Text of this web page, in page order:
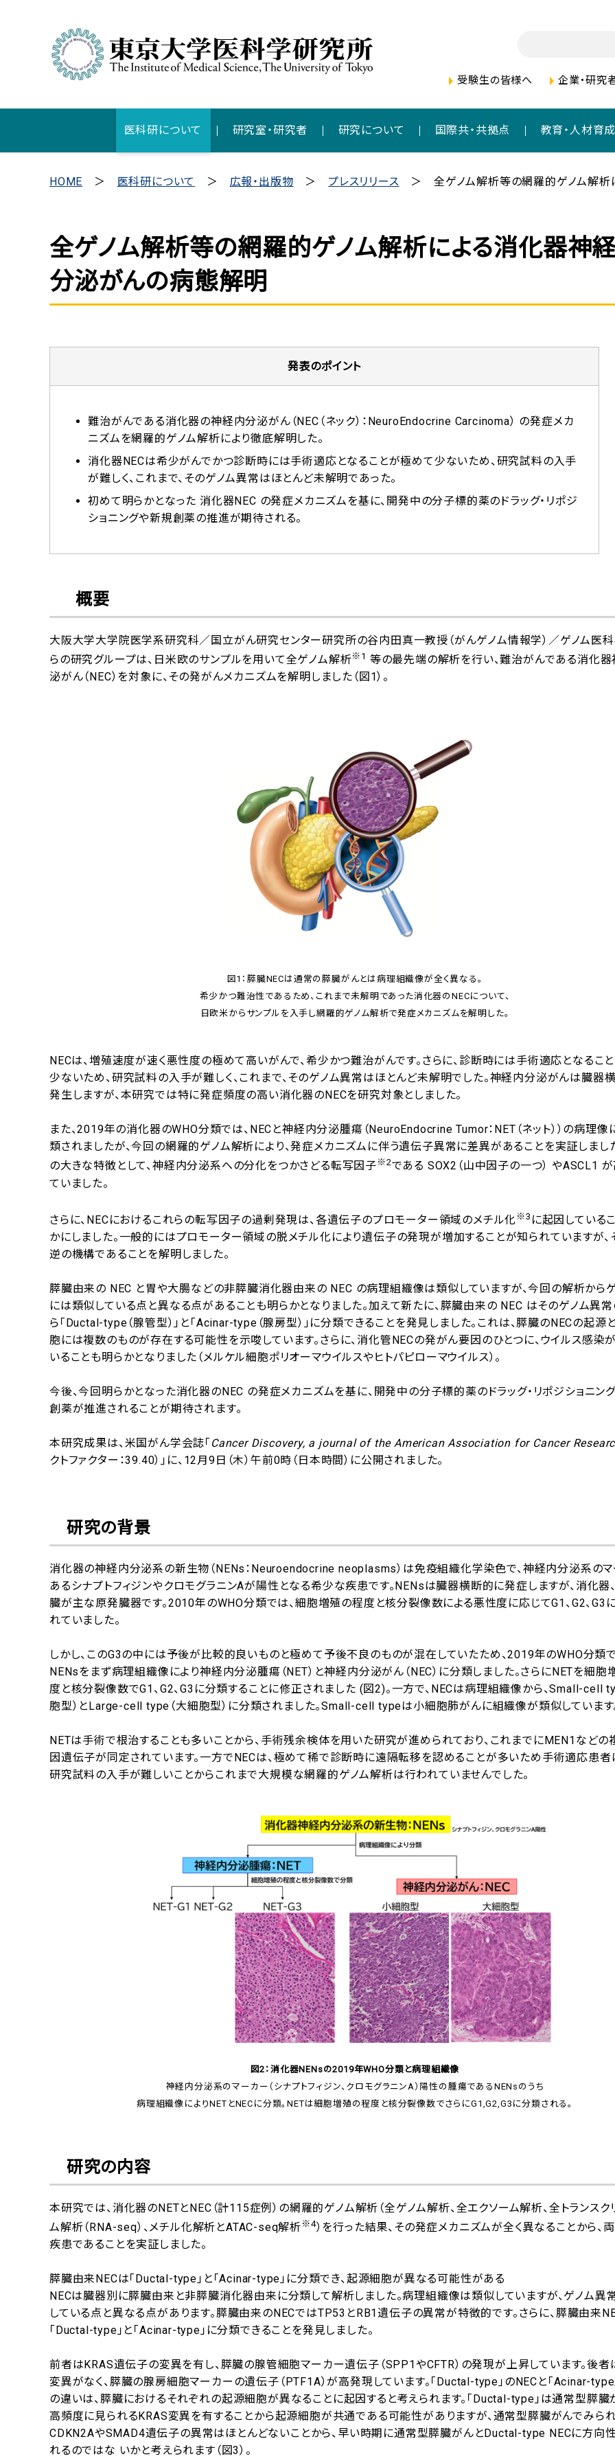
受験生の皆様へ 企業・研究
医科研について 研究室・研究者 研究について 国際共・共拠点 教育・人材育成
HOME 医科研について 広報・出版物 プレスリリース 全ゲノム解析等の網羅的ゲノム解
全ゲノム解析等の網羅的ゲノム解析による消化器神
分泌がんの病態解明
発表のポイント
難治がんである消化器の神経内分泌がん（NEC（ネック）：NeuroEndocrine Carcinoma） の発症メカ
ニズムを網羅的ゲノム解析により徹底解明した。
消化器NECは希少がんでかつ診断時には手術適応となることが極めて少ないため、研究試料の入手
が難しく、これまで、そのゲノム異常はほとんど未解明であった。
初めて明らかとなった 消化器NEC の発症メカニズムを基に、開発中の分子標的薬のドラッグ・リポジ
ショニングや新規創薬の推進が期待される。
概要
大阪大学大学院医学系研究科／国立がん研究センター研究所の谷内田真一教授（がんゲノム情報学）／ゲノム医
らの研究グループは、日米欧のサンプルを用いて全ゲノム解析※1 等の最先端の解析を行い、難治がんである消化
泌がん（NEC）を対象に、その発がんメカニズムを解明しました（図1）。
図1：膵臓NECは通常の膵臓がんとは病理組織像が全く異なる。
希少かつ難治性であるため、これまで未解明であった消化器のNECについて、
日欧米からサンプルを入手し網羅的ゲノム解析で発症メカニズムを解明した。
NECは、増殖速度が速く悪性度の極めて高いがんで、希少かつ難治がんです。さらに、診断時には手術適応となるこ
少ないため、研究試料の入手が難しく、これまで、そのゲノム異常はほとんど未解明でした。神経内分泌がんは臓器
発生しますが、本研究では特に発症頻度の高い消化器のNECを研究対象としました。
また、2019年の消化器のWHO分類では、NECと神経内分泌腫瘍（NeuroEndocrine Tumor：NET（ネット））の病理像
類されましたが、今回の網羅的ゲノム解析により、発症メカニズムに伴う遺伝子異常に差異があることを実証しまし
の大きな特徴として、神経内分泌系への分化をつかさどる転写因子 ※2である SOX2（山中因子の一つ） やASCL1
ていました。
さらに、NECにおけるこれらの転写因子の過剰発現は、各遺伝子のプロモーター領域のメチル化 ※3 に起因している
かにしました。一般的にはプロモーター領域の脱メチル化により遺伝子の発現が増加することが知られていますが、
逆の機構であることを解明しました。
膵臓由来の NEC と胃や大腸などの非膵臓消化器由来の NEC の病理組織像は類似していますが、今回の解析から
には類似している点と異なる点があることも明らかとなりました。加えて新たに、膵臓由来の NEC はそのゲノム異
ら「Ductal-type（腺管型）」と「Acinar-type（腺房型）」に分類できることを発見しました。これは、膵臓のNECの起源
胞には複数のものが存在する可能性を示唆しています。さらに、消化管NECの発がん要因のひとつに、ウイルス感染
いることも明らかとなりました（メルケル細胞ポリオーマウイルスやヒトパピローマウイルス）。
今後、今回明らかとなった消化器のNEC の発症メカニズムを基に、開発中の分子標的薬のドラッグ・リポジショニン
創薬が推進されることが期待されます。
本研究成果は、米国がん学会誌「 Cancer Discovery, a journal of the American Association for Cancer
クトファクター：39.40）」に、12月9日（木）午前0時（日本時間）に公開されました。
研究の背景
消化器の神経内分泌系の新生物（NENs：Neuroendocrine neoplasms）は免疫組織化学染色で、神経内分泌系の
あるシナプトフィジンやクロモグラニンAが陽性となる希少な疾患です。NENsは臓器横断的に発症しますが、消化器
臓が主な原発臓器です。2010年のWHO分類では、細胞増殖の程度と核分裂像数による悪性度に応じてG1、G2、G3
れていました。
しかし、このG3の中には予後が比較的良いものと極めて予後不良のものが混在していたため、2019年のWHO分類で
NENsをまず病理組織像により神経内分泌腫瘍（NET）と神経内分泌がん（NEC）に分類しました。さらにNETを細胞
度と核分裂像数でG1、G2、G3に分類することに修正されました (図2)。一方で、NECは病理組織像から、Small-cell
胞型）とLarge-cell type（大細胞型）に分類されました。Small-cell typeは小細胞肺がんに組織像が類似しています
NETは手術で根治することも多いことから、手術残余検体を用いた研究が進められており、これまでにMEN1などの
因遺伝子が同定されています。一方でNECは、極めて稀で診断時に遠隔転移を認めることが多いため手術適応患者
研究試料の入手が難しいことからこれまで大規模な網羅的ゲノム解析は行われていませんでした。
図2：消化器NENsの2019年WHO分類と病理組織像
神経内分泌系のマーカー（シナプトフィジン、クロモグラニンA）陽性の腫瘍であるNENsのうち
病理組織像によりNETとNECに分類。NETは細胞増殖の程度と核分裂像数でさらにG1,G2,G3に分類される。
研究の内容
本研究では、消化器のNETとNEC（計115症例）の網羅的ゲノム解析（全ゲノム解析、全エクソーム解析、全トランスク
ム解析（RNA-seq）、メチル化解析とATAC-seq解析 ※4）を行った結果、その発症メカニズムが全く異なることから、
疾患であることを実証しました。
膵臓由来NECは「Ductal-type」と「Acinar-type」に分類でき、起源細胞が異なる可能性がある
NECは臓器別に膵臓由来と非膵臓消化器由来に分類して解析しました。病理組織像は類似していますが、ゲノム異
している点と異なる点があります。膵臓由来のNECではTP53とRB1遺伝子の異常が特徴的です。さらに、膵臓由来
「Ductal-type」と「Acinar-type」に分類できることを発見しました。
前者はKRAS遺伝子の変異を有し、膵臓の腺管細胞マーカー遺伝子（SPP1やCFTR）の発現が上昇しています。後者
変異がなく、膵臓の腺房細胞マーカーの遺伝子（PTF1A）が高発現しています。「Ductal-type」のNECと「Acinar-type
の違いは、膵臓におけるそれぞれの起源細胞が異なることに起因すると考えられます。「Ductal-type」は通常型膵臓
高頻度に見られるKRAS変異を有することから起源細胞が共通である可能性がありますが、通常型膵臓がんでみら
CDKN2AやSMAD4遺伝子の異常はほとんどないことから、早い時期に通常型膵臓がんとDuctal-type NECに方向
れるのではな いかと考えられます（図3）。